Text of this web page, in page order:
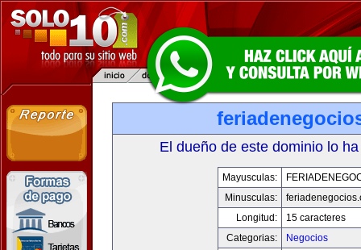
El dueño de este dominio lo
Mayusculas:
Minusculas:
Longitud:
15 caracteres
Categorias:
Negocios